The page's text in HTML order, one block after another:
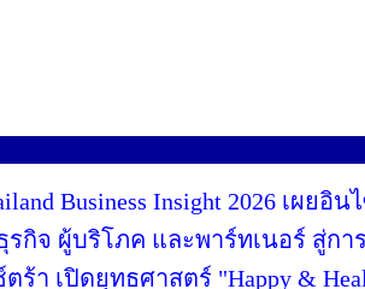
Business Insight 2026 เผย
รกิจ ผู้บริโภค และพาร์ทเนอร์ สู่กา
ร้า เปิดยุทธศาสตร์ "Happy &